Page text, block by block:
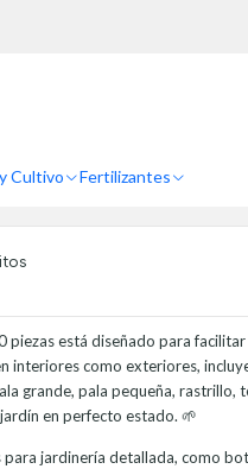
Cultivo Fertilizantes
está diseñado para
interiores como exteriores,
grande, pala pequeña, rastrillo,
en perfecto estado. 🌱
jardinería detallada, como